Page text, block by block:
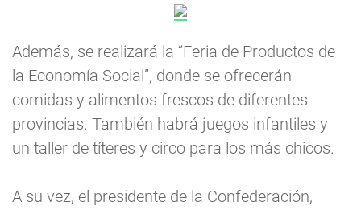
Además, se realizará la “Feria de Productos de
la Economía Social”, donde se ofrecerán
comidas y alimentos frescos de diferentes
provincias. También habrá juegos infantiles y
un taller de títeres y circo para los más chicos.
A su vez, el presidente de la Confederación,